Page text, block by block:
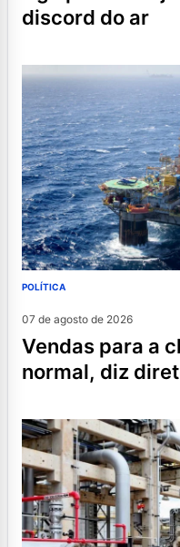
discord do ar
POLÍTICA
07 de agosto de 2026
vendas para a china devem voltar ao
normal, diz